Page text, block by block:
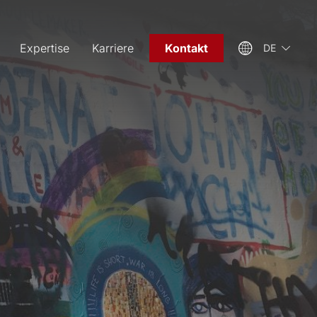
Expertise Karriere Kontakt DE